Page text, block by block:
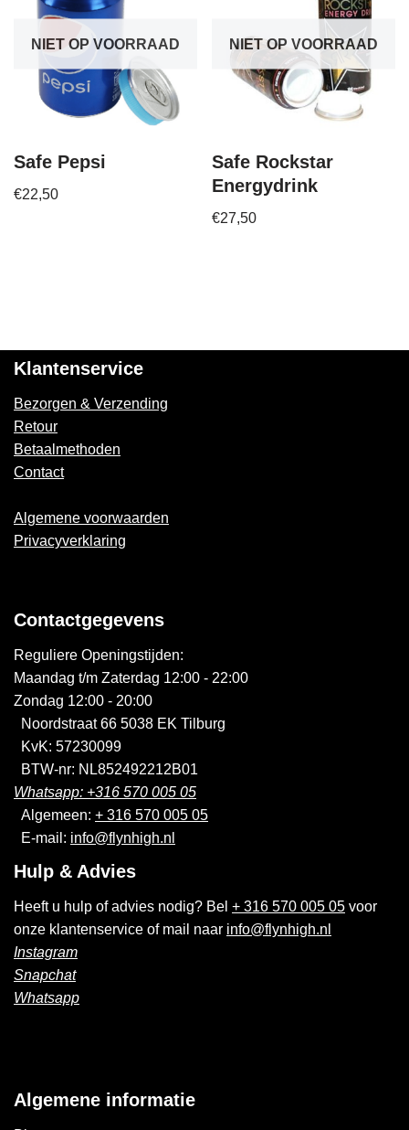
NIET OP VOORRAAD
Safe Pepsi
€22,50
NIET OP VOORRAAD
Safe Rockstar
Energydrink
€27,50
Klantenservice
Bezorgen & Verzending
Retour
Betaalmethoden
Contact
Algemene voorwaarden
Privacyverklaring
Contactgegevens
Reguliere Openingstijden:
Maandag t/m Zaterdag 12:00 - 22:00
Zondag 12:00 - 20:00
Noordstraat 66 5038 EK Tilburg
KvK: 57230099
BTW-nr: NL852492212B01
Whatsapp: +316 570 005 05
Algemeen: + 316 570 005 05
E-mail: info@flynhigh.nl
Hulp & Advies
Heeft u hulp of advies nodig? Bel + 316 570 005 05 voor
onze klantenservice of mail naar info@flynhigh.nl
Instagram
Snapchat
Whatsapp
Algemene informatie